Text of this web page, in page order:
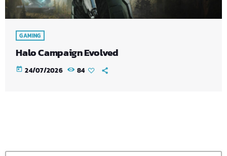
GAMING
Halo Campaign Evolved
today 24/07/2026 84